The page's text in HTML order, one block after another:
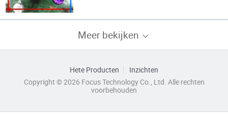
Meer bekijken
Hete Producten
Inzichten
Copyright © 2026 Focus Technology Co., Ltd. Alle rechten
voorbehouden